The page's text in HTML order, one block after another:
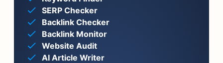
SERP Checker
Backlink Checker
Backlink Monitor
Website Audit
AI Article Writer